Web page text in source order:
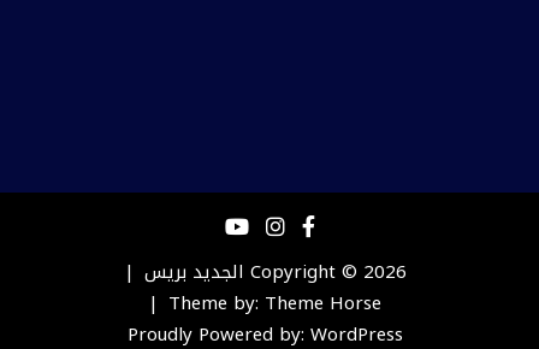
Copyright © 2026 الجديد بريس
Theme by: Theme Horse
Proudly Powered by: WordPress